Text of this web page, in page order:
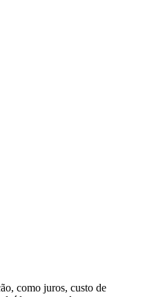
como juros, custo de